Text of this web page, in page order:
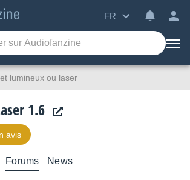
FR
lumineux ou laser
1.6
avis
Forums News